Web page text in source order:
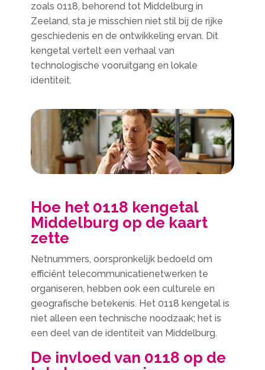
zoals 0118, behorend tot Middelburg in
Zeeland, sta je misschien niet stil bij de rijke
geschiedenis en de ontwikkeling ervan. Dit
kengetal vertelt een verhaal van
technologische vooruitgang en lokale
identiteit.
Hoe het 0118 kengetal
Middelburg op de kaart
zette
Netnummers, oorspronkelijk bedoeld om
efficiënt telecommunicatienetwerken te
organiseren, hebben ook een culturele en
geografische betekenis. Het 0118 kengetal is
niet alleen een technische noodzaak; het is
een deel van de identiteit van Middelburg.
De invloed van 0118 op de